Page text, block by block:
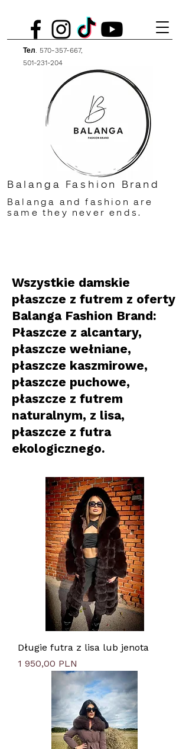
Тел. 570-357-667,
501-231-204
Balanga Fashion Brand
Balanga and fashion are
same they never ends.
Wszystkie damskie
płaszcze z futrem z oferty
Balanga Fashion Brand:
Płaszcze z alcantary,
płaszcze wełniane,
płaszcze kaszmirowe,
płaszcze puchowe,
płaszcze z futrem
naturalnym, z lisa,
płaszcze z futra
ekologicznego.
Długie futra z lisa lub jenota
Цена
1 950,00 PLN